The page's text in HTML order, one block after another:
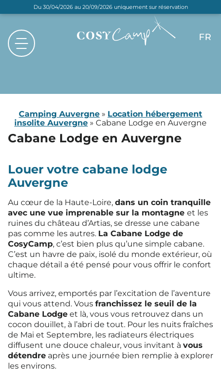
Du 30/04/2026 au 20/09/2026 uniquement sur réservation
FR
DE
Camping Auvergne » Location hébergement
insolite Auvergne » Cabane Lodge en Auvergne
Cabane Lodge en Auvergne
Louer votre cabane lodge
Auvergne
Au cœur de la Haute-Loire, dans un coin tranquille
avec une vue imprenable sur la montagne et les
ruines du château d’Artias, se dresse une cabane
pas comme les autres. La Cabane Lodge de
CosyCamp, c’est bien plus qu’une simple cabane.
C’est un havre de paix, isolé du monde extérieur, où
chaque détail a été pensé pour vous offrir le confort
ultime.
Vous arrivez, emportés par l’excitation de l’aventure
qui vous attend. Vous franchissez le seuil de la
Cabane Lodge et là, vous vous retrouvez dans un
cocon douillet, à l’abri de tout. Pour les nuits fraîches
de Mai et Septembre, les radiateurs électriques
diffusent une douce chaleur, vous invitant à vous
détendre après une journée bien remplie à explorer
les environs.